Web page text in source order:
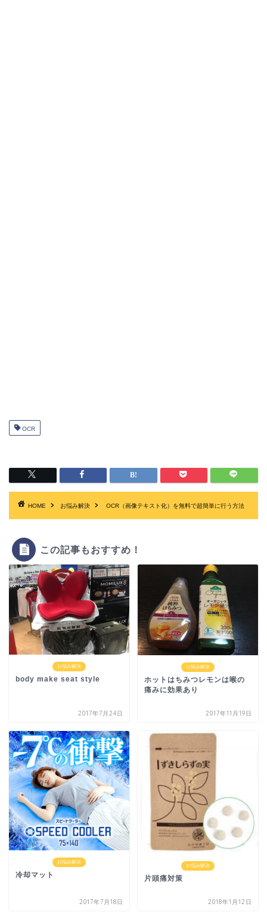
OCR
HOME お悩み解決 OCR（画像テキスト化）を無料で超簡単に行う方法
この記事もおすすめ！
お悩み解決
body make seat style
2017年7月24日
お悩み解決
ホットはちみつレモンは喉の
痛みに効果あり
2017年11月19日
お悩み解決
冷却マット
2017年7月18日
お悩み解決
片頭痛対策
2018年1月12日